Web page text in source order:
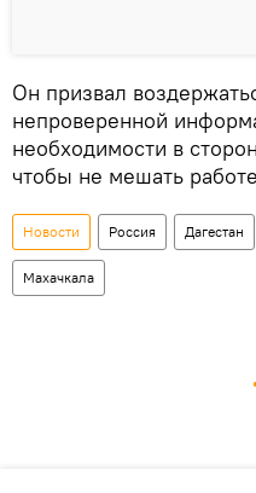
Он призвал
непроверенной
необходимости в
чтобы не мешать
Новости Россия Дагестан
Махачкала